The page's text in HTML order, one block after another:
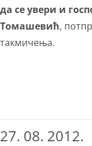
да се увери и
Томашевић,
такмичења.
27. 08. 2012.